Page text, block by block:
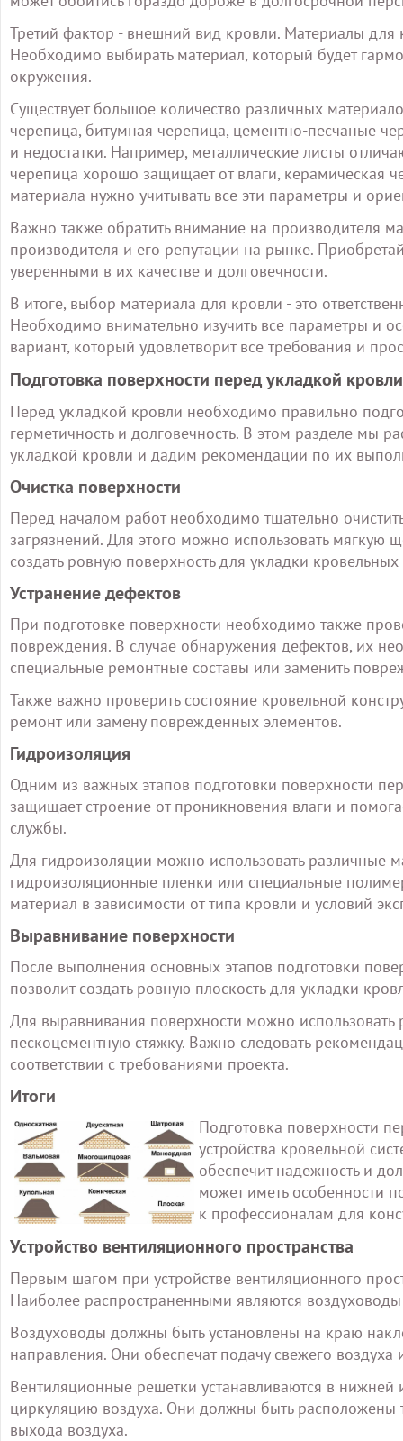
Третий фактор - внешний вид кровли. Материалы для
Необходимо выбирать материал, который будет
окружения.
Существует большое количество различных
черепица, битумная черепица, цементно-песчаные
и недостатки. Например, металлические листы
черепица хорошо защищает от влаги, керамическая
материала нужно учитывать все эти параметры и
Важно также обратить внимание на производителя
производителя и его репутации на рынке.
уверенными в их качестве и долговечности.
В итоге, выбор материала для кровли - это
Необходимо внимательно изучить все параметры и
вариант, который удовлетворит все требования и
Подготовка поверхности перед укладкой кровли
Перед укладкой кровли необходимо правильно
герметичность и долговечность. В этом разделе мы
укладкой кровли и дадим рекомендации по их
Очистка поверхности
Перед началом работ необходимо тщательно
загрязнений. Для этого можно использовать мягкую
создать ровную поверхность для укладки
Устранение дефектов
При подготовке поверхности необходимо также
повреждения. В случае обнаружения дефектов, их
специальные ремонтные составы или заменить
Также важно проверить состояние кровельной
ремонт или замену поврежденных элементов.
Гидроизоляция
Одним из важных этапов подготовки поверхности
защищает строение от проникновения влаги и
службы.
Для гидроизоляции можно использовать различные
гидроизоляционные пленки или специальные
материал в зависимости от типа кровли и условий
Выравнивание поверхности
После выполнения основных этапов подготовки
позволит создать ровную плоскость для укладки
Для выравнивания поверхности можно
пескоцементную стяжку. Важно следовать
соответствии с требованиями проекта.
Итоги
Подготовка поверхности
устройства кровельной
обеспечит надежность и
может иметь особенности
к профессионалам для
Устройство вентиляционного пространства
Первым шагом при устройстве вентиляционного
Наиболее распространенными являются
Воздуховоды должны быть установлены на краю
направления. Они обеспечат подачу свежего
Вентиляционные решетки устанавливаются в нижней
циркуляцию воздуха. Они должны быть
выхода воздуха.